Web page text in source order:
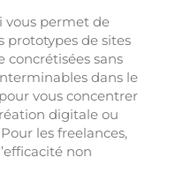
vous permet de
prototypes de sites
concrétisées sans
dans le
vous concentrer
digitale ou
les freelances,
non